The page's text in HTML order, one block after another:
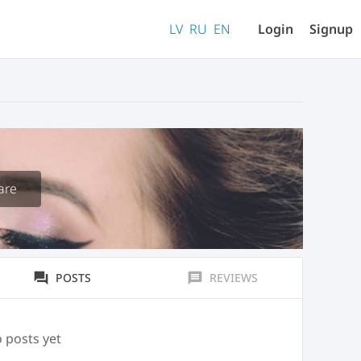
LV RU EN Login Signup
forum POSTS message REVIEWS
posts yet